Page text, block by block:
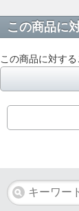
この商品に
この商品に対す